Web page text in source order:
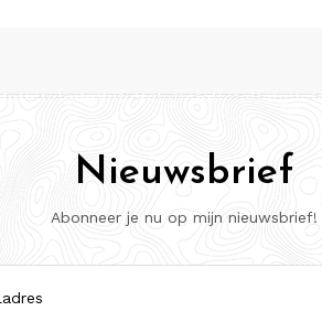
Nieuwsbrief
Abonneer je nu op mijn nieuwsbrief!